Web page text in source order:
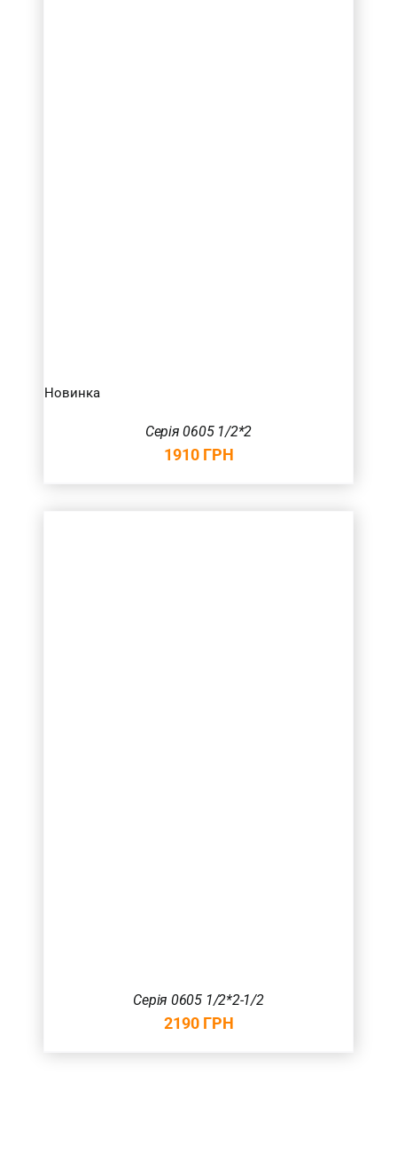
Новинка
Серія 0605 1/2*2
1910 ГРН
Серія 0605 1/2*2-1/2
2190 ГРН